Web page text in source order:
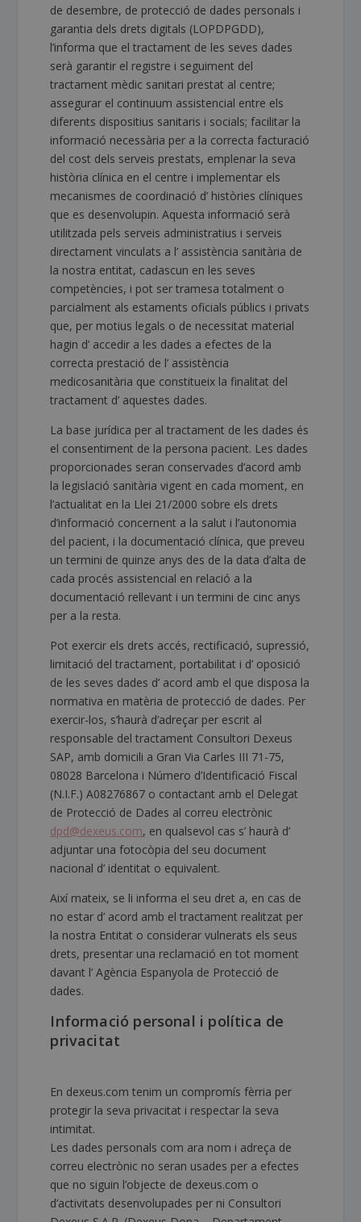
de desembre, de protecció de dades personals i
garantia dels drets digitals (LOPDPGDD),
l’informa que el tractament de les seves dades
serà garantir el registre i seguiment del
tractament mèdic sanitari prestat al centre;
assegurar el continuum assistencial entre els
diferents dispositius sanitaris i socials; facilitar la
informació necessària per a la correcta facturació
del cost dels serveis prestats, emplenar la seva
història clínica en el centre i implementar els
mecanismes de coordinació d’ històries clíniques
que es desenvolupin. Aquesta informació serà
utilitzada pels serveis administratius i serveis
directament vinculats a l’ assistència sanitària de
la nostra entitat, cadascun en les seves
competències, i pot ser tramesa totalment o
parcialment als estaments oficials públics i privats
que, per motius legals o de necessitat material
hagin d’ accedir a les dades a efectes de la
correcta prestació de l’ assistència
medicosanitària que constitueix la finalitat del
tractament d’ aquestes dades.
La base jurídica per al tractament de les dades és
el consentiment de la persona pacient. Les dades
proporcionades seran conservades d’acord amb
la legislació sanitària vigent en cada moment, en
l’actualitat en la Llei 21/2000 sobre els drets
d’informació concernent a la salut i l’autonomia
del pacient, i la documentació clínica, que preveu
un termini de quinze anys des de la data d’alta de
cada procés assistencial en relació a la
documentació rellevant i un termini de cinc anys
per a la resta.
Pot exercir els drets accés, rectificació, supressió,
limitació del tractament, portabilitat i d’ oposició
de les seves dades d’ acord amb el que disposa la
normativa en matèria de protecció de dades. Per
exercir-los, s’haurà d’adreçar per escrit al
responsable del tractament Consultori Dexeus
SAP, amb domicili a Gran Via Carles III 71-75,
08028 Barcelona i Número d’Identificació Fiscal
(N.I.F.) A08276867 o contactant amb el Delegat
de Protecció de Dades al correu electrònic
dpd@dexeus.com, en qualsevol cas s’ haurà d’
adjuntar una fotocòpia del seu document
nacional d’ identitat o equivalent.
Així mateix, se li informa el seu dret a, en cas de
no estar d’ acord amb el tractament realitzat per
la nostra Entitat o considerar vulnerats els seus
drets, presentar una reclamació en tot moment
davant l’ Agència Espanyola de Protecció de
dades.
Informació personal i política de
privacitat
En dexeus.com tenim un compromís fèrria per
protegir la seva privacitat i respectar la seva
intimitat.
Les dades personals com ara nom i adreça de
correu electrònic no seran usades per a efectes
que no siguin l’objecte de dexeus.com o
d’activitats desenvolupades per ni Consultori